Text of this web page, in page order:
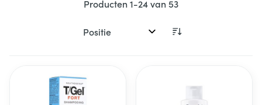
Producten1-24van53
Sorteer op: